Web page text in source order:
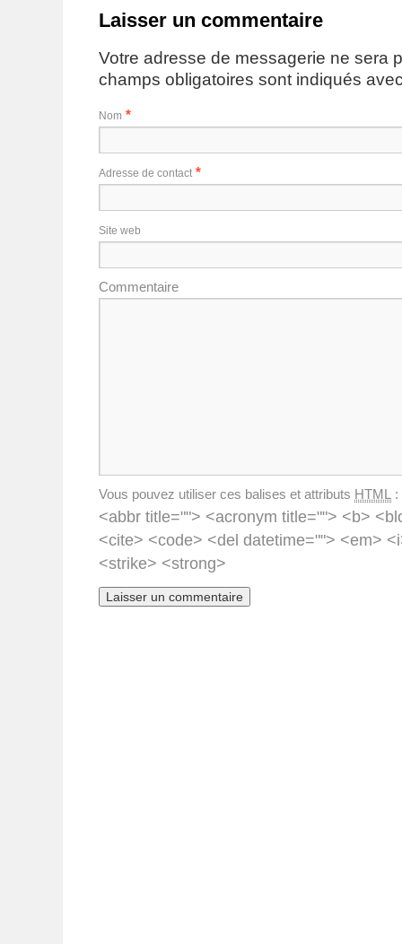
Laisser un commentaire
Votre adresse de messagerie ne sera
champs obligatoires sont indiqués
Nom *
Adresse de contact *
Site web
Commentaire
Vous pouvez utiliser ces balises et attributs HTML :
<abbr title=""> <acronym title=""> <b>
<cite> <code> <del datetime=""> <em>
<strike> <strong>